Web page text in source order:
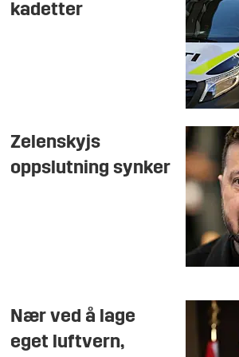
kadetter
Zelenskyjs
oppslutning synker
Nær ved å lage
eget luftvern,